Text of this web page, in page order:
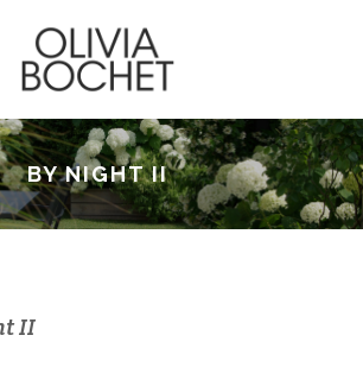
BY NIGHT II
II